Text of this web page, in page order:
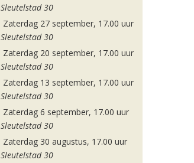
Sleutelstad 30
Zaterdag 27 september, 17.00 uur
Sleutelstad 30
Zaterdag 20 september, 17.00 uur
Sleutelstad 30
Zaterdag 13 september, 17.00 uur
Sleutelstad 30
Zaterdag 6 september, 17.00 uur
Sleutelstad 30
Zaterdag 30 augustus, 17.00 uur
Sleutelstad 30